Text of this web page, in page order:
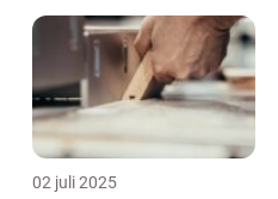
02 juli 2025